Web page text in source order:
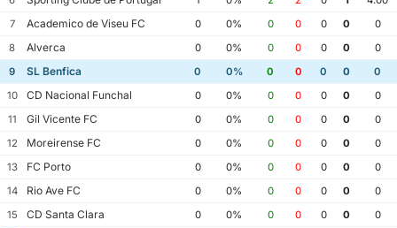
7
Academico de Viseu FC 0 0% 0 0 0 0
0
8
Alverca 0 0% 0 0 0 0
0
9
SL Benfica 0 0% 0 0 0 0
0
10
CD Nacional Funchal 0 0% 0 0 0 0
0
11
Gil Vicente FC 0 0% 0 0 0 0
0
12
Moreirense FC 0 0% 0 0 0 0
0
13
FC Porto 0 0% 0 0 0 0
0
14
Rio Ave FC 0 0% 0 0 0 0
0
15
CD Santa Clara 0 0% 0 0 0 0
0